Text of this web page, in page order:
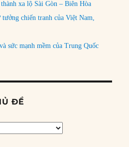
xa lộ Sài Gòn – Biên Hòa
chiến tranh của Việt Nam,
sức mạnh mềm của Trung Quốc
ĐỀ